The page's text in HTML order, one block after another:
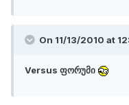
On 11/13/2010 at
Versus ფორუმი